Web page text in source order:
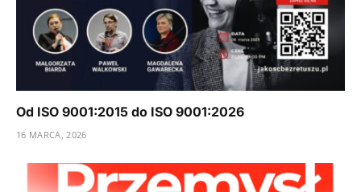
Od ISO 9001:2015 do ISO 9001:2026
16 MARCA, 2026